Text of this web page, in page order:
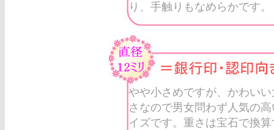
り、手触りもなめらかです。
やや小さめですが、かわいい
さなので男女問わず人気の
イズです。重さは宝石で換